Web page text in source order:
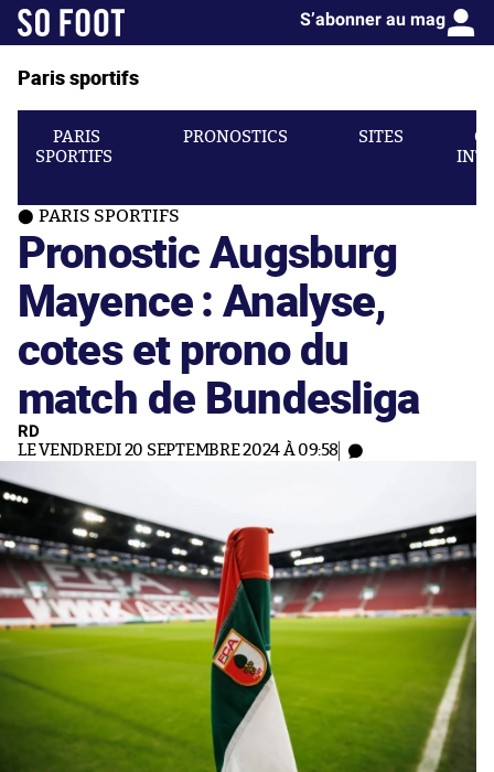
S’abonner au mag
Paris sportifs
PARIS
SPORTIFS
PRONOSTICS SITES
PARIS SPORTIFS
Pronostic Augsburg
Mayence : Analyse,
cotes et prono du
match de Bundesliga
RD
LE VENDREDI 20 SEPTEMBRE 2024 À 09:58